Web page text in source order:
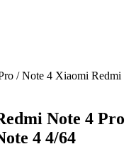
/ Note 4 Xiaomi Redmi
Note 4 Pro
4 4/64